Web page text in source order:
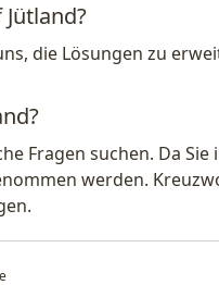
die Lösungen zu
Fragen suchen. Da
werden.